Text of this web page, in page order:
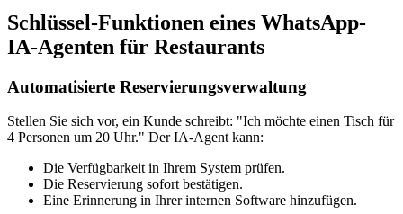
Schlüssel-Funktionen eines WhatsApp-
IA-Agenten für Restaurants
Automatisierte Reservierungsverwaltung
Stellen Sie sich vor, ein Kunde schreibt: "Ich möchte einen Tisch für
4 Personen um 20 Uhr." Der IA-Agent kann:
Die Verfügbarkeit in Ihrem System prüfen.
Die Reservierung sofort bestätigen.
Eine Erinnerung in Ihrer internen Software hinzufügen.